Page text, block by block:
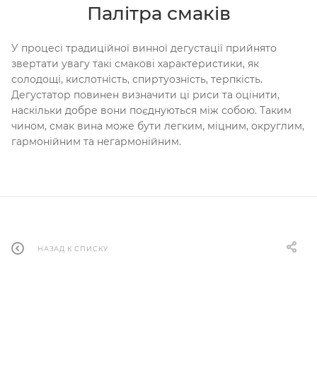
Палітра смаків
У процесі традиційної винної дегустації прийнято
звертати увагу такі смакові характеристики, як
солодощі, кислотність, спиртуозність, терпкість.
Дегустатор повинен визначити ці риси та оцінити,
наскільки добре вони поєднуються між собою. Таким
чином, смак вина може бути легким, міцним, округлим,
гармонійним та негармонійним.
НАЗАД К СПИСКУ